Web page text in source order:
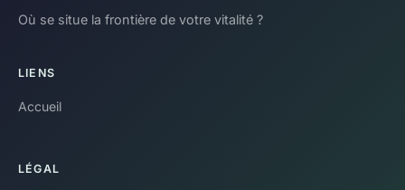
Où se situe la frontière de votre vitalité ?
LIENS
Accueil
LÉGAL